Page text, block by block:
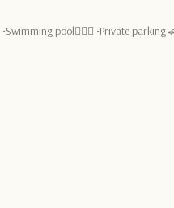
•Swimming pool🏊🏻‍♂️ •Private parking